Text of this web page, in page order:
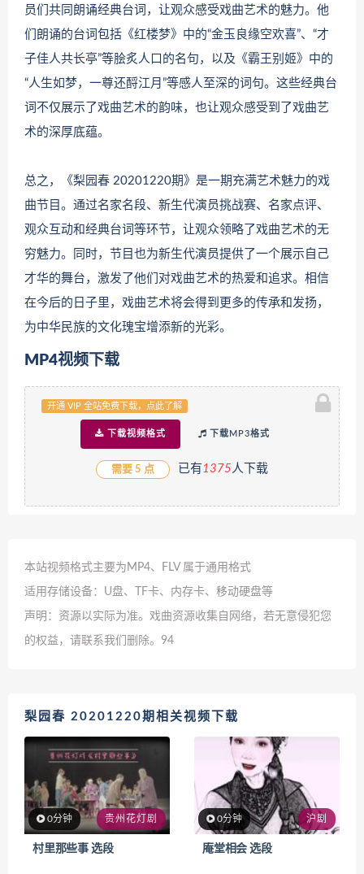
员们共同朗诵经典台词，让观众感受戏曲艺术的魅力。他
们朗诵的台词包括《红楼梦》中的“金玉良缘空欢喜”、“才
子佳人共长亭”等脍炙人口的名句，以及《霸王别姬》中的
“人生如梦，一尊还酹江月”等感人至深的词句。这些经典台
词不仅展示了戏曲艺术的韵味，也让观众感受到了戏曲艺
术的深厚底蕴。
总之，《梨园春 20201220期》是一期充满艺术魅力的戏
曲节目。通过名家名段、新生代演员挑战赛、名家点评、
观众互动和经典台词等环节，让观众领略了戏曲艺术的无
穷魅力。同时，节目也为新生代演员提供了一个展示自己
才华的舞台，激发了他们对戏曲艺术的热爱和追求。相信
在今后的日子里，戏曲艺术将会得到更多的传承和发扬，
为中华民族的文化瑰宝增添新的光彩。
MP4视频下载
开通 VIP 全站免费下载，点此了解
下载视频格式 下载MP3格式
需要 5 点 已有 1375人下载
本站视频格式主要为MP4、FLV 属于通用格式
适用存储设备：U盘、TF卡、内存卡、移动硬盘等
声明：资源以实际为准。戏曲资源收集自网络，若无意侵犯您
的权益，请联系我们删除。 94
梨园春 20201220期相关视频下载
0分钟 贵州花灯剧
村里那些事 选段
0分钟 沪剧
庵堂相会 选段